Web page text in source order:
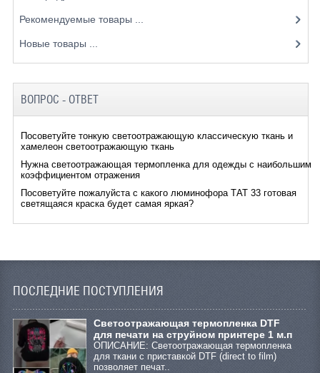
Рекомендуемые товары ...
Новые товары ...
ВОПРОС - ОТВЕТ
Посоветуйте тонкую светоотражающую классическую ткань и
хамелеон светоотражающую ткань
Нужна светоотражающая термопленка для одежды с наибольшим
коэффициентом отражения
Посоветуйте пожалуйста с какого люминофора ТАТ 33 готовая
светящаяся краска будет самая яркая?
ПОСЛЕДНИЕ ПОСТУПЛЕНИЯ
Cветоотражающая термопленка DTF
для печати на струйном принтере 1 м.п
ОПИСАНИЕ: Светоотражающая термопленка
для ткани с приставкой DTF (direct to film)
позволяет печат..